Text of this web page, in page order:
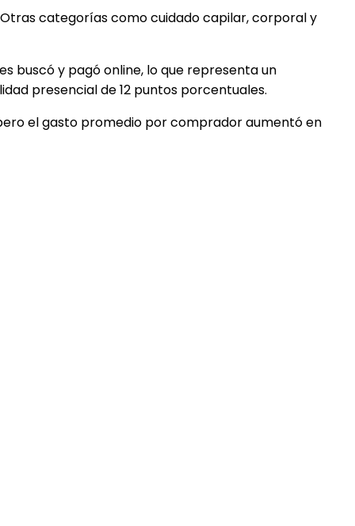
categorías como cuidado capilar, corporal y
buscó y pagó online, lo que representa un
presencial de 12 puntos porcentuales.
el gasto promedio por comprador aumentó en